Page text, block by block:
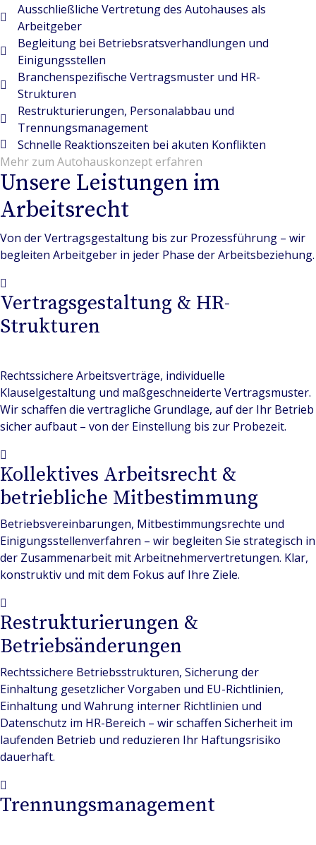
Ausschließliche Vertretung des Autohauses als
Arbeitgeber
Begleitung bei Betriebsratsverhandlungen und
Einigungsstellen
Branchenspezifische Vertragsmuster und HR-
Strukturen
Restrukturierungen, Personalabbau und
Trennungsmanagement
Schnelle Reaktionszeiten bei akuten Konflikten
Mehr zum Autohauskonzept erfahren
Unsere Leistungen im
Arbeitsrecht
Von der Vertragsgestaltung bis zur Prozessführung – wir
begleiten Arbeitgeber in jeder Phase der Arbeitsbeziehung.
Vertragsgestaltung & HR-
Strukturen
Rechtssichere Arbeitsverträge, individuelle
Klauselgestaltung und maßgeschneiderte Vertragsmuster.
Wir schaffen die vertragliche Grundlage, auf der Ihr Betrieb
sicher aufbaut – von der Einstellung bis zur Probezeit.
Kollektives Arbeitsrecht &
betriebliche Mitbestimmung
Betriebsvereinbarungen, Mitbestimmungsrechte und
Einigungsstellenverfahren – wir begleiten Sie strategisch in
der Zusammenarbeit mit Arbeitnehmervertretungen. Klar,
konstruktiv und mit dem Fokus auf Ihre Ziele.
Restrukturierungen &
Betriebsänderungen
Rechtssichere Betriebsstrukturen, Sicherung der
Einhaltung gesetzlicher Vorgaben und EU-Richtlinien,
Einhaltung und Wahrung interner Richtlinien und
Datenschutz im HR-Bereich – wir schaffen Sicherheit im
laufenden Betrieb und reduzieren Ihr Haftungsrisiko
dauerhaft.
Trennungsmanagement